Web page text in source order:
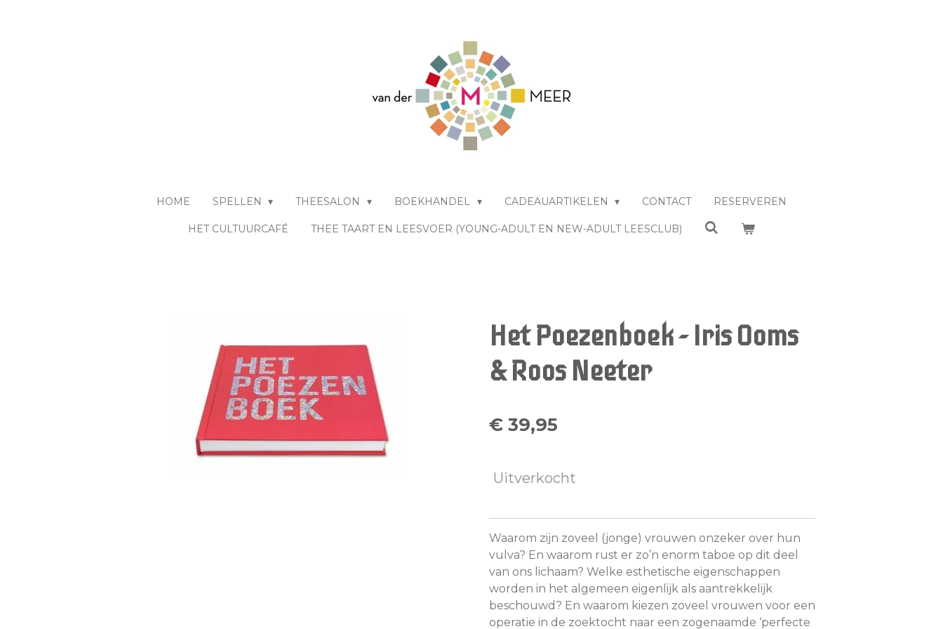
HOME SPELLEN THEESALON BOEKHANDEL CADEAUARTIKELEN CONTACT RESERVEREN
HET CULTUURCAFÉ THEE TAART EN LEESVOER (YOUNG-ADULT EN NEW-ADULT LEESCLUB)
Het Poezenboek - Iris Ooms
& Roos Neeter
€ 39,95
Uitverkocht
Waarom zijn zoveel (jonge) vrouwen onzeker over hun
vulva? En waarom rust er zo’n enorm taboe op dit deel
van ons lichaam? Welke esthetische eigenschappen
worden in het algemeen eigenlijk als aantrekkelijk
beschouwd? En waarom kiezen zoveel vrouwen voor een
operatie in de zoektocht naar een zogenaamde ‘perfecte